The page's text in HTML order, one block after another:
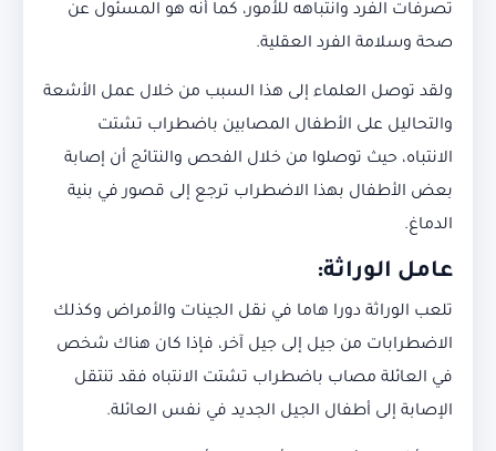
تصرفات الفرد وانتباهه للأمور، كما أنه هو المسئول عن
صحة وسلامة الفرد العقلية.
ولقد توصل العلماء إلى هذا السبب من خلال عمل الأشعة
والتحاليل على الأطفال المصابين باضطراب تشتت
الانتباه، حيث توصلوا من خلال الفحص والنتائج أن إصابة
بعض الأطفال بهذا الاضطراب ترجع إلى قصور في بنية
الدماغ.
عامل الوراثة:
تلعب الوراثة دورا هاما في نقل الجينات والأمراض وكذلك
الاضطرابات من جيل إلى جيل آخر، فإذا كان هناك شخص
في العائلة مصاب باضطراب تشتت الانتباه فقد تنتقل
الإصابة إلى أطفال الجيل الجديد في نفس العائلة.